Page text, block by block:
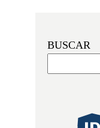
BUSCAR